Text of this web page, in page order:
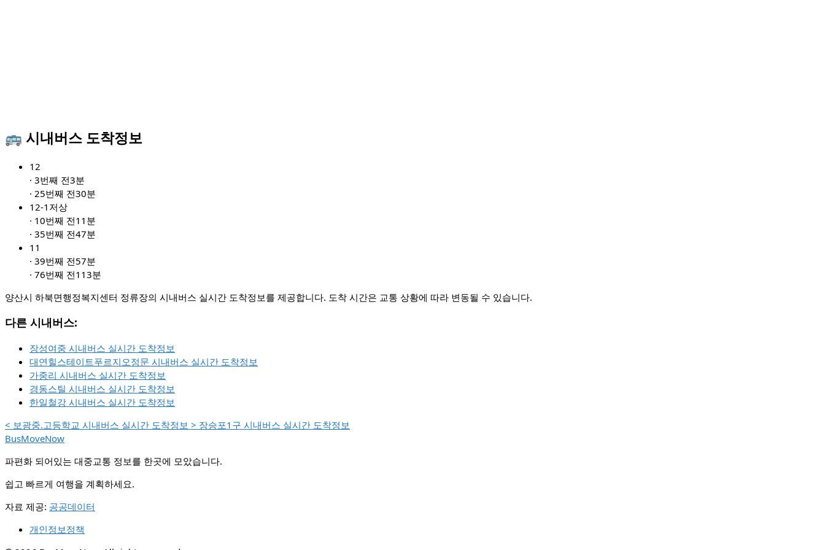
🚌 시내버스 도착정보
12
· 3번째 전3분
· 25번째 전30분
12-1 저상
· 10번째 전11분
· 35번째 전47분
11
· 39번째 전57분
· 76번째 전113분
양산시 하북면행정복지센터 정류장의 시내버스 실시간 도착정보를 제공합니다. 도착 시간은 교통 상황에 따라 변동될 수 있습니다.
다른 시내버스:
장성여중 시내버스 실시간 도착정보
대연힐스테이트푸르지오정문 시내버스 실시간 도착정보
가중리 시내버스 실시간 도착정보
경동스틸 시내버스 실시간 도착정보
한일철강 시내버스 실시간 도착정보
< 보광중.고등학교 시내버스 실시간 도착정보 > 장승포1구 시내버스 실시간 도착정보
BusMoveNow
파편화 되어있는 대중교통 정보를 한곳에 모았습니다.
쉽고 빠르게 여행을 계획하세요.
자료 제공: 공공데이터
개인정보정책